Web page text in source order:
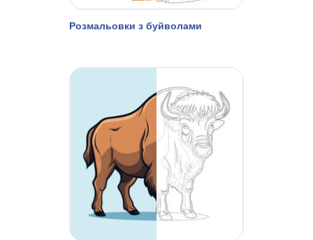
Розмальовки з буйволами